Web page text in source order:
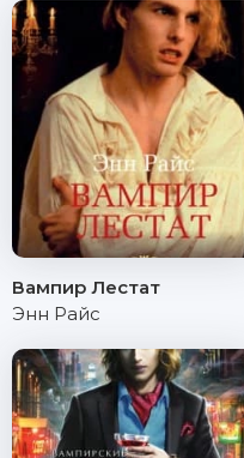
Вампир Лестат
Энн Райс